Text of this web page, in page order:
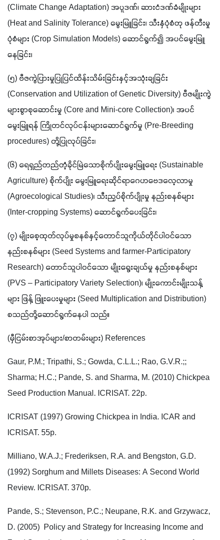
(Climate Change Adaptation) အပူဒဏ်၊ ဆားငံဒဏ်ခံမျိုးများ
(Heat and Salinity Tolerance) မွေးမြူခြင်း၊ သီးနှံပုံစံတု ဖန်တီးမှု
ပုံစံများ (Crop Simulation Models) ဆောင်ရွက်၍ အပင်မွေးမြူ
နေခြင်း၊
(၅) ဗီဇကွဲပြားမှုပြုပြင်ထိန်းသိမ်းခြင်းနှင့်အသုံးချခြင်း
(Conservation and Utilization of Genetic Diversity) ဗီဇမျိုးကွဲ
များစွာစုဆောင်းမှု (Core and Mini-core Collection)၊ အပင်
မွေးမြူရန် ကြိုတင်လုပ်ငန်းများဆောင်ရွက်မှု (Pre-Breeding
procedures) တို့ပြုလုပ်ခြင်း၊
(၆) ရေရှည်တည်တံ့ခိုင်မြဲသောစိုက်ပျိုးမွေးမြူရေး (Sustainable
Agriculture) စိုက်ပျိုး မွေးမြူရေးဆိုင်ရာဂေဟဗေဒလေ့လာမှု
(Agroecological Studies)၊ သီးညှပ်စိုက်ပျိုးမှု နည်းစနစ်များ
(Inter-cropping Systems) ဆောင်ရွက်ပေးခြင်း၊
(၇) မျိုးစေ့ထုတ်လုပ်မှုစနစ်နှင့်တောင်သူကိုယ်တိုင်ပါဝင်သော
နည်းစနစ်များ (Seed Systems and farmer-Participatory
Research) တောင်သူပါဝင်သော မျိုးရွေးချယ်မှု နည်းစနစ်များ
(PVS – Participatory Variety Selection)၊ မျိုးကောင်းမျိုးသန့်
များ ဖြန့် ဖြူးပေးမှုများ (Seed Multiplication and Distribution)
စသည်တို့ဆောင်ရွက်နေပါ သည်။
(မှီငြမ်းစာအုပ်များ/စာတမ်းများ) References
Gaur, P.M.; Tripathi, S.; Gowda, C.L.L.; Rao, G.V.R.;;
Sharma; H.C.; Pande, S. and Sharma, M. (2010) Chickpea
Seed Production Manual. ICRISAT. 22p.
ICRISAT (1997) Growing Chickpea in India. ICAR and
ICRISAT. 55p.
Milliano, W.A.J.; Frederiksen, R.A. and Bengston, G.D.
(1992) Sorghum and Millets Diseases: A Second World
Review. ICRISAT. 370p.
Pande, S.; Stevenson, P.C.; Neupane, R.K. and Grzywacz,
D. (2005)  Policy and Strategy for Increasing Income and